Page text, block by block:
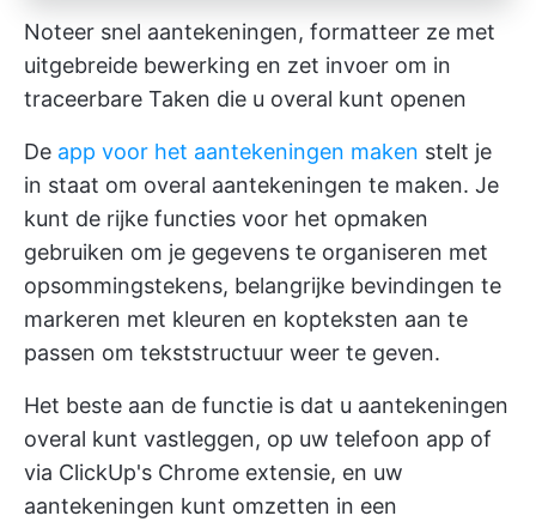
Noteer snel aantekeningen, formatteer ze met
uitgebreide bewerking en zet invoer om in
traceerbare Taken die u overal kunt openen
De app voor het aantekeningen maken stelt je
in staat om overal aantekeningen te maken. Je
kunt de rijke functies voor het opmaken
gebruiken om je gegevens te organiseren met
opsommingstekens, belangrijke bevindingen te
markeren met kleuren en kopteksten aan te
passen om tekststructuur weer te geven.
Het beste aan de functie is dat u aantekeningen
overal kunt vastleggen, op uw telefoon app of
via ClickUp's Chrome extensie, en uw
aantekeningen kunt omzetten in een